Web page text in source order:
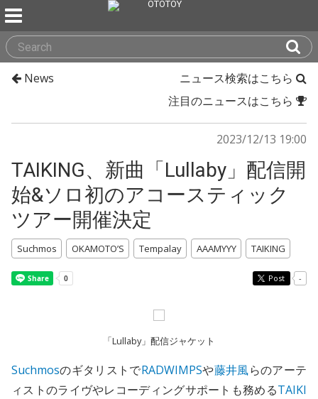
News
ニュース検索はこちら
注目のニュースはこちら
2023/12/13 19:00
TAIKING、新曲「Lullaby」配信開
始&ソロ初のアコースティック
ツアー開催決定
Suchmos OKAMOTO’S Tempalay AAAMYYY TAIKING
Post -
「Lullaby」配信ジャケット
SuchmosのギタリストでRADWIMPSや藤井風らのアーテ
ィストのライヴやレコーディングサポートも務めるTAIKI